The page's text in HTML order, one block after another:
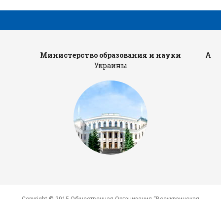
Министерство образования и науки
Украины